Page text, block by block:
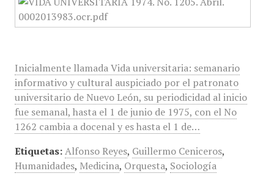
Inicialmente llamada Vida universitaria: semanario
informativo y cultural auspiciado por el patronato
universitario de Nuevo León, su periodicidad al inicio
fue semanal, hasta el 1 de junio de 1975, con el No
1262 cambia a docenal y es hasta el 1 de…
Etiquetas: Alfonso Reyes, Guillermo Ceniceros,
Humanidades, Medicina, Orquesta, Sociología